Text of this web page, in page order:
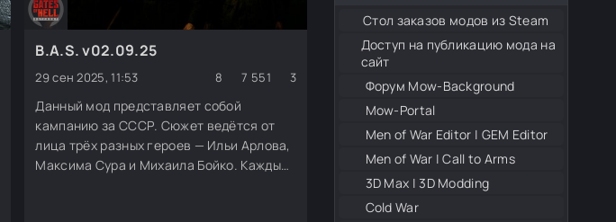
B.A.S. v02.09.25
29 сен 2025, 11:53 8 7 551 3
Данный мод представляет собой
кампанию за СССР. Сюжет ведётся от
лица трёх разных героев — Ильи Арлова,
Максима Сура и Михаила Бойко. Каждый
Стол заказов модов из Steam
Доступ на публикацию мода на
сайт
Форум Mow-Background
Mow-Portal
Men of War Editor | GEM Editor
Men of War | Call to Arms
3D Max | 3D Modding
Cold War